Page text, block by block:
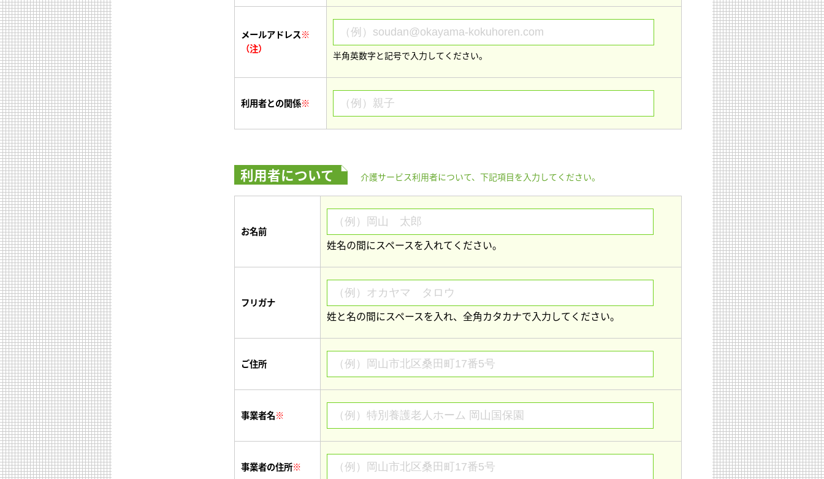
メールアドレス※
（注）
半角英数字と記号で入力してください。
利用者との関係※
利用者について 介護サービス利用者について、下記項目を入力してください。
お名前
姓名の間にスペースを入れてください。
フリガナ
姓と名の間にスペースを入れ、全角カタカナで入力してください。
ご住所
事業者名※
事業者の住所※